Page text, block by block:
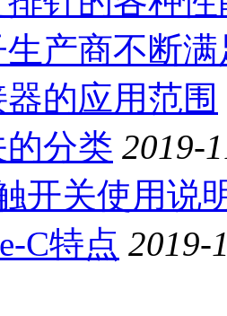
产商不断
的应用范围
分类 2019-
开关使用说
C特点 2019-